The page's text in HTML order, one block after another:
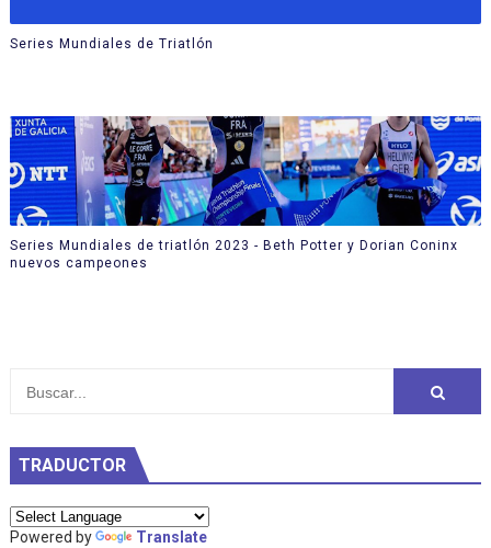
Series Mundiales de Triatlón
Series Mundiales de triatlón 2023 - Beth Potter y Dorian Coninx
nuevos campeones
TRADUCTOR
Powered by Translate